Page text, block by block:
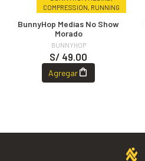
COMPRESSION, RUNNING
BunnyHop Medias No Show
Morado
BUNNYHOP
S/ 49.00
Agregar